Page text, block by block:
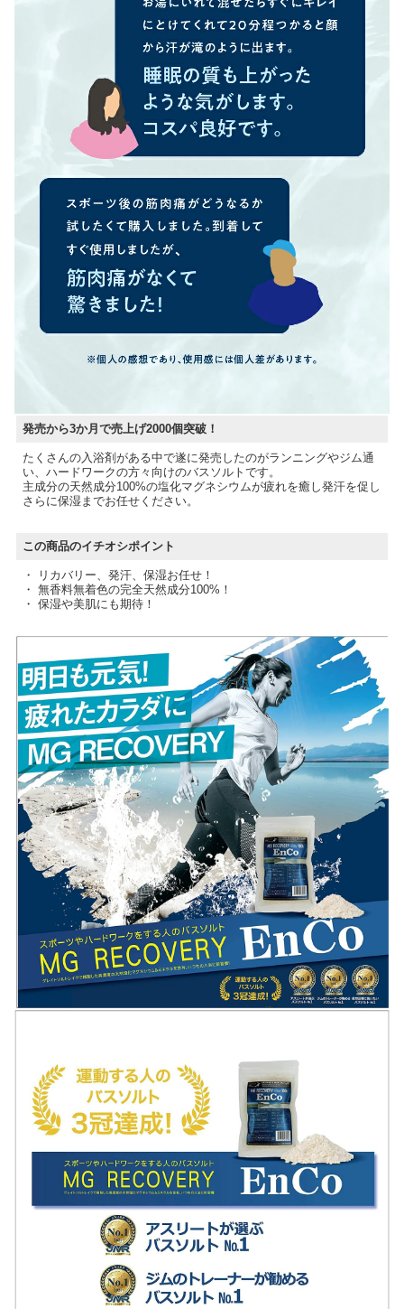
発売から3か月で売上げ2000個突破！
たくさんの入浴剤がある中で遂に発売したのがランニングやジム通
い、ハードワークの方々向けのバスソルトです。
主成分の天然成分100%の塩化マグネシウムが疲れを癒し発汗を促し
さらに保湿までお任せください。
この商品のイチオシポイント
・ リカバリー、発汗、保湿お任せ！
・ 無香料無着色の完全天然成分100%！
・ 保湿や美肌にも期待！